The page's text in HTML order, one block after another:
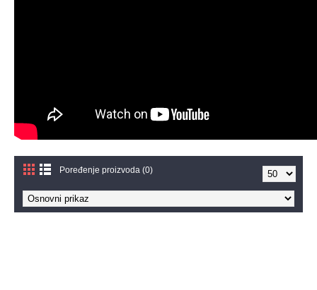
Poređenje proizvoda (0)